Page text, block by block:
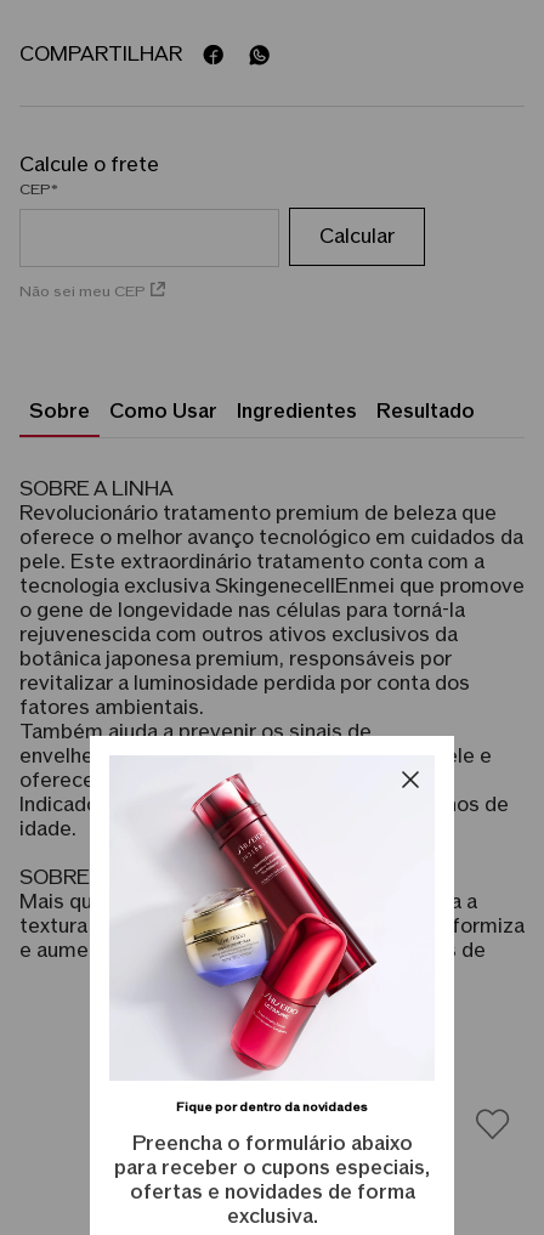
Fique por dentro da novidades
Preencha o formulário abaixo
para receber o cupons especiais,
ofertas e novidades de forma
exclusiva.
COMPARTILHAR
CEP
Não sei meu CEP
Sobre Como Usar Ingredientes Resultado
SOBRE A LINHA
Revolucionário tratamento premium de beleza que
oferece o melhor avanço tecnológico em cuidados da
pele. Este extraordinário tratamento conta com a
tecnologia exclusiva SkingenecellEnmei que promove
o gene de longevidade nas células para torná-la
rejuvenescida com outros ativos exclusivos da
botânica japonesa premium, responsáveis por
revitalizar a luminosidade perdida por conta dos
fatores ambientais.
Também ajuda a prevenir os sinais de
envelhecimento, corrige sinais já visíveis na pele e
oferece luminosidade a pele.
Indicado para todas as peles a partir dos 30 anos de
idade.
SOBRE O PRODUTO
Mais que um primer, é um produto que melhora a
textura da pele, previne o envelhecimento, uniformiza
e aumenta a radiância, proporcionando 8 horas de
hidratação*. A fórmula foi criada para fornecer uma
luz perolada que aumenta a vivacidade. A pele é
protegida dos raios UV com proteção FPS 30 de
amplo espectro, bem como agentes externos, como
ATIVOS E TECNOLOGIAS
• TECNOLOGIA NACREOUS LAYER: cuida da pele
com múltiplas camadas de proteção contra a
poluição do ar. Extrato de Chá Preto na formulação
Produtos semelhantes